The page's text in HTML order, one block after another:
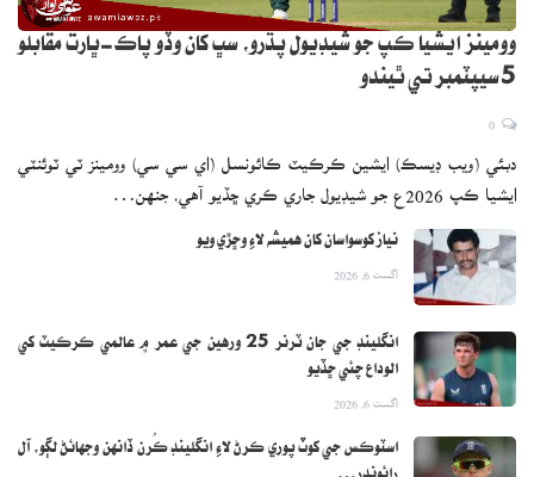
وومينز ايشيا ڪپ جو شيڊيول پڌرو، سڀ کان وڏو پاڪ-ڀارت مقابلو
5 سيپٽمبر تي ٿيندو
دبئي (ويب ڊيسڪ) ايشين ڪرڪيٽ ڪائونسل (اي سي سي) وومينز ٽي ٽوئنٽي
ايشيا ڪپ 2026ع جو شيڊيول جاري ڪري ڇڏيو آهي، جنهن…
نياز کوسواسان کان هميشه لاءِ وڇڙي ويو
اگست 6, 2026
انگلينڊ جي جان ٽرنر 25 ورهين جي عمر ۾ عالمي ڪرڪيٽ کي
الوداع چئي ڇڏيو
اگست 6, 2026
اسٽوڪس جي کوٽ پوري ڪرڻ لاءِ انگلينڊ ڪُرن ڏانهن وجهائڻ لڳو، آل